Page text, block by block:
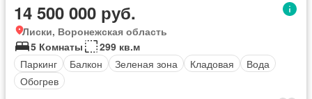
14 500 000 руб.
Лиски, Воронежская область
5 Комнаты
299 кв.м
Паркинг
Балкон Зеленая зона Кладовая
Вода
Обогрев